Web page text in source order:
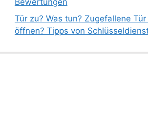
Bewertungen
Tür zu? Was tun? Zugefallene
öffnen? Tipps von